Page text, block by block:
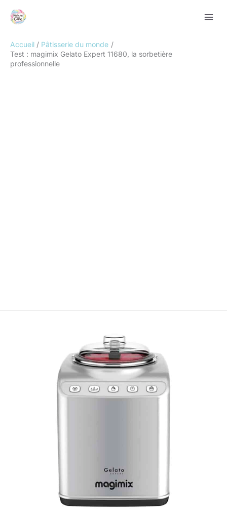
Accueil
Pâtisserie du monde
Test : magimix Gelato Expert 11680, la sorbetière
professionnelle